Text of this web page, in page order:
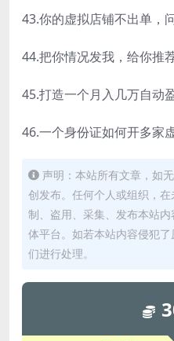
43.你的虚拟店铺不出单，
44.把你情况发我，给你推
45.打造一个月入几万自动
46.一个身份证如何开多家
声明：本站所有文章，如
创发布。任何个人或组织，
制、盗用、采集、发布本站
体平台。如若本站内容侵犯
们进行处理。